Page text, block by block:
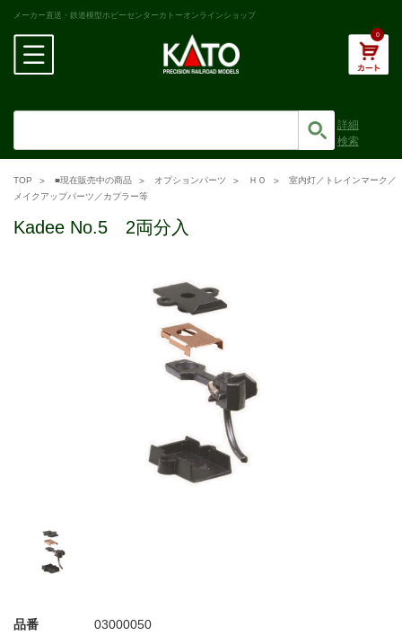
メーカー直送・鉄道模型ホビーセンターカトーオンラインショップ
0
詳細
検索
TOP ■現在販売中の商品 オプションパーツ ＨＯ
室内灯／トレインマーク／
メイクアップパーツ／カプラー等
Kadee No.5 2両分入
品番 03000050